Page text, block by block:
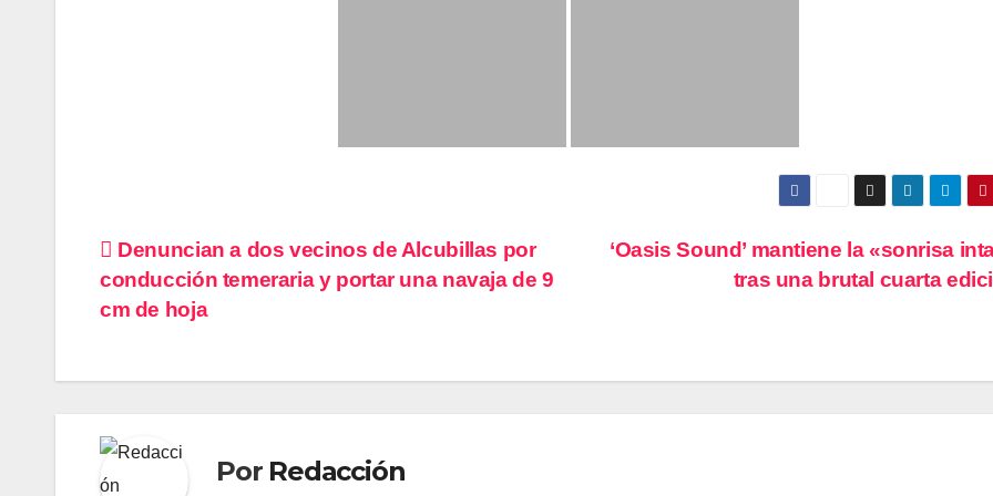
Navegación
de
‘Oasis Sound’ mantiene la «sonrisa
tras una brutal cuarta
Denuncian a dos vecinos de Alcubillas por
conducción temeraria y portar una navaja de 9
cm de hoja
Por Redacción